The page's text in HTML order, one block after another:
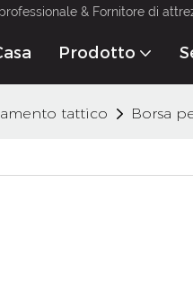
& Fornitore di
Prodotto
tattico Borsa